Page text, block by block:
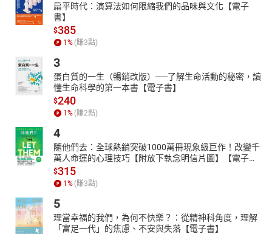
扁平時代：演算法如何限縮我們的品味與文化【電子
書】
$385
1% (賺3點)
3
蛋白質的一生（暢銷改版）──了解生命活動的秘密，讀
懂生命科學的第一本書【電子書】
$240
1% (賺2點)
4
隨他們去：全球熱銷突破1000萬冊現象級巨作！改變千
萬人命運的心理技巧【附放下執念明信片圖】【電子
書】
$315
1% (賺3點)
5
理當幸福的我們，為何不快樂？：從精神科角度，理解
「富足一代」的焦慮、不安與失落【電子書】